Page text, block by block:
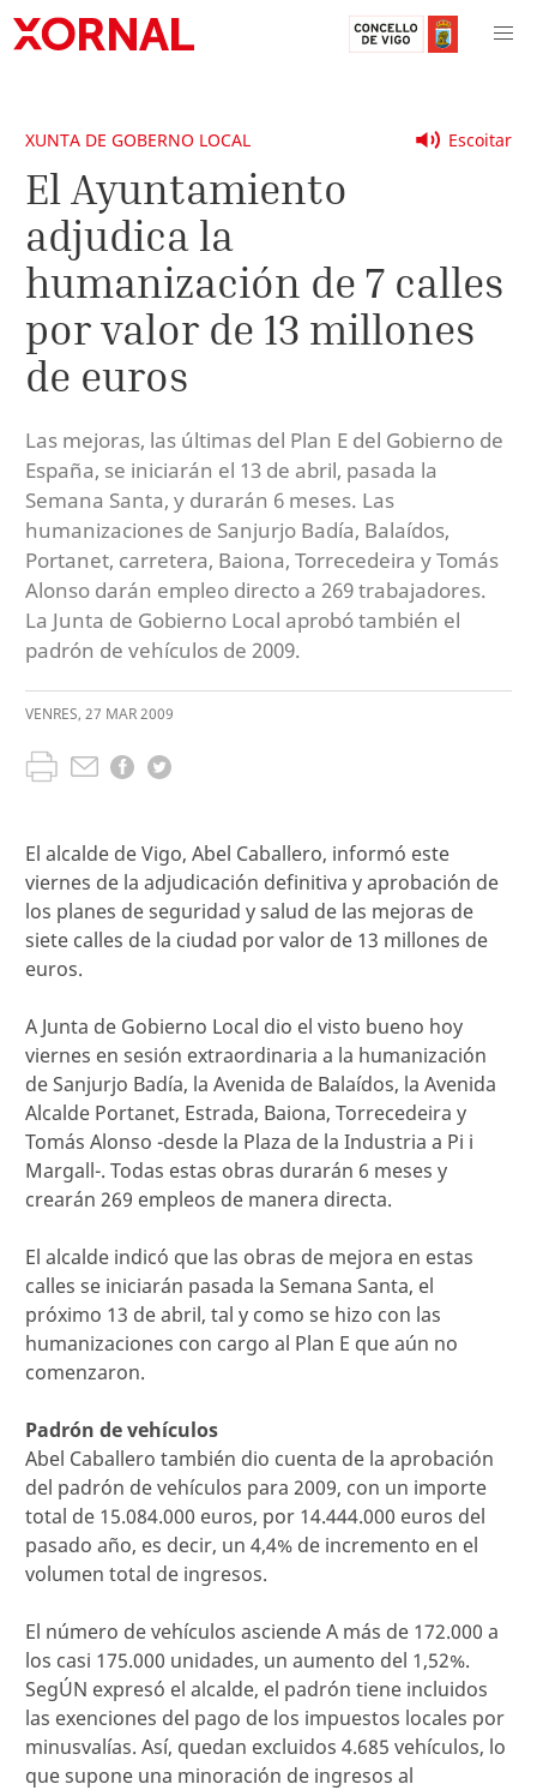
Escoitar
XUNTA DE GOBERNO LOCAL
El Ayuntamiento
adjudica la
humanización de 7 calles
por valor de 13 millones
de euros
Las mejoras, las últimas del Plan E del Gobierno de
España, se iniciarán el 13 de abril, pasada la
Semana Santa, y durarán 6 meses. Las
humanizaciones de Sanjurjo Badía, Balaídos,
Portanet, carretera, Baiona, Torrecedeira y Tomás
Alonso darán empleo directo a 269 trabajadores.
La Junta de Gobierno Local aprobó también el
padrón de vehículos de 2009.
VENRES, 27 MAR2009
El alcalde de Vigo, Abel Caballero, informó este
viernes de la adjudicación definitiva y aprobación de
los planes de seguridad y salud de las mejoras de
siete calles de la ciudad por valor de 13 millones de
euros.
A Junta de Gobierno Local dio el visto bueno hoy
viernes en sesión extraordinaria a la humanización
de Sanjurjo Badía, la Avenida de Balaídos, la Avenida
Alcalde Portanet, Estrada, Baiona, Torrecedeira y
Tomás Alonso -desde la Plaza de la Industria a Pi i
Margall-. Todas estas obras durarán 6 meses y
crearán 269 empleos de manera directa.
El alcalde indicó que las obras de mejora en estas
calles se iniciarán pasada la Semana Santa, el
próximo 13 de abril, tal y como se hizo con las
humanizaciones con cargo al Plan E que aún no
comenzaron.
Padrón de vehículos
Abel Caballero también dio cuenta de la aprobación
del padrón de vehículos para 2009, con un importe
total de 15.084.000 euros, por 14.444.000 euros del
pasado año, es decir, un 4,4% de incremento en el
volumen total de ingresos.
El número de vehículos asciende A más de 172.000 a
los casi 175.000 unidades, un aumento del 1,52%.
SegÚN expresó el alcalde, el padrón tiene incluidos
las exenciones del pago de los impuestos locales por
minusvalías. Así, quedan excluidos 4.685 vehículos, lo
que supone una minoración de ingresos al